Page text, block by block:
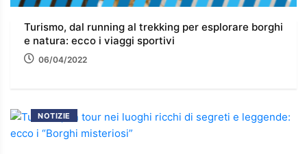
Turismo, dal running al trekking per esplorare borghi
e natura: ecco i viaggi sportivi
06/04/2022
NOTIZIE